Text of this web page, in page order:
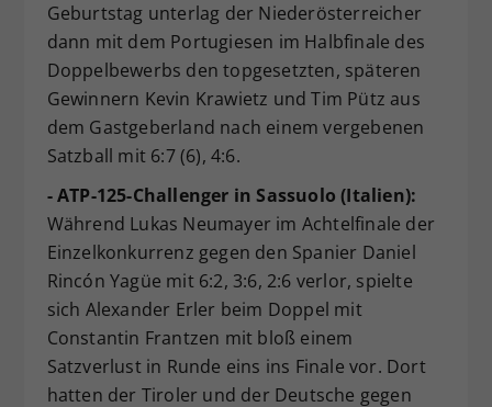
Geburtstag unterlag der Niederösterreicher
dann mit dem Portugiesen im Halbfinale des
Doppelbewerbs den topgesetzten, späteren
Gewinnern Kevin Krawietz und Tim Pütz aus
dem Gastgeberland nach einem vergebenen
Satzball mit 6:7 (6), 4:6.
- ATP-125-Challenger in Sassuolo (Italien):
Während Lukas Neumayer im Achtelfinale der
Einzelkonkurrenz gegen den Spanier Daniel
Rincón Yagüe mit 6:2, 3:6, 2:6 verlor, spielte
sich Alexander Erler beim Doppel mit
Constantin Frantzen mit bloß einem
Satzverlust in Runde eins ins Finale vor. Dort
hatten der Tiroler und der Deutsche gegen